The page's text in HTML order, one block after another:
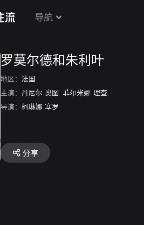
导航
罗莫尔德和朱利叶
地区： 法国
主演： 丹尼尔·奥图 菲尔米娜·理查德
导演： 柯琳娜·塞罗
分享